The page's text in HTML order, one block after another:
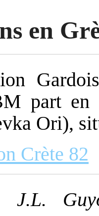
en
part en
Ori),
Crète 82
J.L.